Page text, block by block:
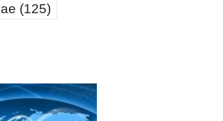
(125)